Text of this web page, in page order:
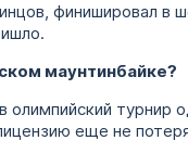
финишировал в
маунтинбайке?
турнир
еще не